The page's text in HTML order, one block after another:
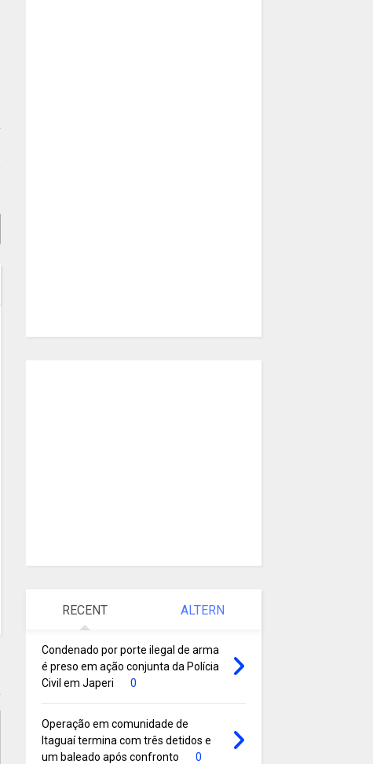
RECENT ALTERN
Condenado por porte ilegal de arma
é preso em ação conjunta da Polícia
Civil em Japeri
0
Operação em comunidade de
Itaguaí termina com três detidos e
um baleado após confronto
0